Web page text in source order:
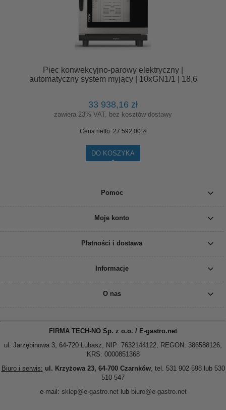
Piec konwekcyjno-parowy elektryczny |
automatyczny system myjący | 10xGN1/1 | 18,6
33 938,16 zł
zawiera 23% VAT, bez kosztów dostawy
Cena netto: 27 592,00 zł
DO KOSZYKA
Pomoc
Moje konto
Płatności i dostawa
Informacje
O nas
FIRMA TECH-NO Sp. z o.o. / E-gastro.net
ul. Jarzębinowa 3, 64-720 Lubasz, NIP: 7632144122, REGON: 386588126,
KRS: 0000851368
Biuro i serwis: ul. Krzyżowa 23, 64-700 Czarnków, tel. 531 902 598 lub 530
510 547
e-mail: sklep@e-gastro.netlub biuro@e-gastro.net